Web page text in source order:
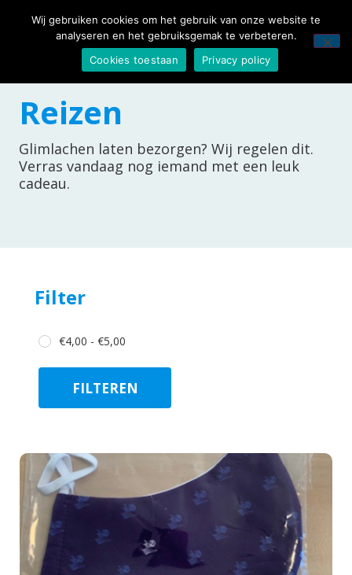
Reizen
Glimlachen laten bezorgen? Wij regelen dit.
Verras vandaag nog iemand met een leuk
cadeau.
Filter
€4,00 - €5,00
FILTEREN
Wij gebruiken cookies om het gebruik van onze website te
analyseren en het gebruiksgemak te verbeteren.
Cookies toestaan
Privacy policy